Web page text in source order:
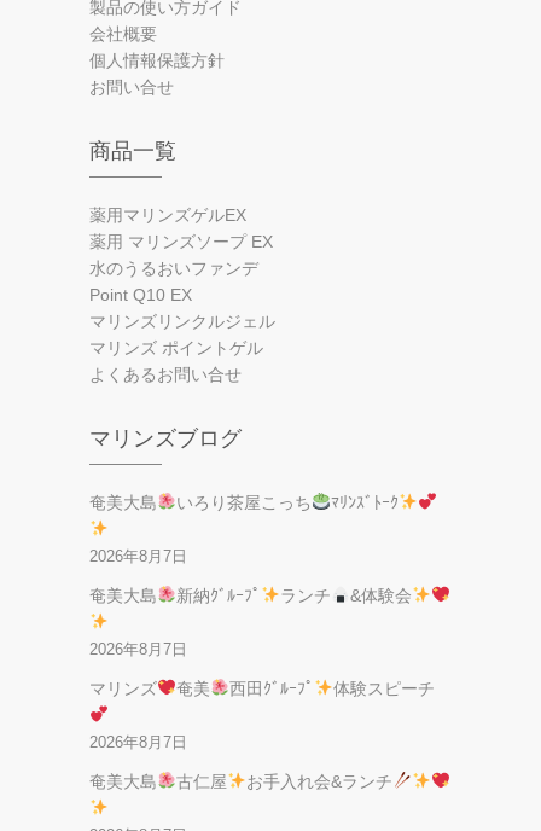
製品の使い方ガイド
会社概要
個人情報保護方針
お問い合せ
商品一覧
薬用マリンズゲルEX
薬用 マリンズソープ EX
水のうるおいファンデ
Point Q10 EX
マリンズリンクルジェル
マリンズ ポイントゲル
よくあるお問い合せ
マリンズブログ
奄美大島 いろり茶屋こっち ﾏﾘﾝｽﾞﾄｰｸ
2026年8月7日
奄美大島 新納ｸﾞﾙｰﾌﾟ ランチ &体験会
2026年8月7日
マリンズ 奄美 西田ｸﾞﾙｰﾌﾟ 体験スピーチ
2026年8月7日
奄美大島 古仁屋 お手入れ会&ランチ